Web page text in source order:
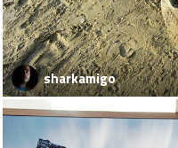
sharkamigo